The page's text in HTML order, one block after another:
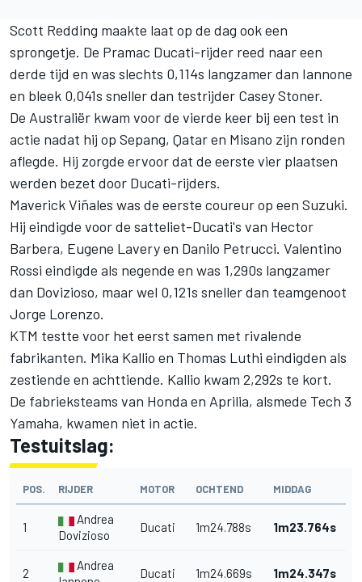
Scott Redding maakte laat op de dag ook een
sprongetje. De Pramac Ducati-rijder reed naar een
derde tijd en was slechts 0,114s langzamer dan Iannone
en bleek 0,041s sneller dan testrijder Casey Stoner.
De Australiër kwam voor de vierde keer bij een test in
actie nadat hij op Sepang, Qatar en Misano zijn ronden
aflegde. Hij zorgde ervoor dat de eerste vier plaatsen
werden bezet door Ducati-rijders.
Maverick Viñales was de eerste coureur op een Suzuki.
Hij eindigde voor de satteliet-Ducati's van Hector
Barbera, Eugene Lavery en Danilo Petrucci. Valentino
Rossi eindigde als negende en was 1,290s langzamer
dan Dovizioso, maar wel 0,121s sneller dan teamgenoot
Jorge Lorenzo.
KTM testte voor het eerst samen met rivalende
fabrikanten. Mika Kallio en Thomas Luthi eindigden als
zestiende en achttiende. Kallio kwam 2,292s te kort.
De fabrieksteams van Honda en Aprilia, alsmede Tech 3
Yamaha, kwamen niet in actie.
Testuitslag:
POS. RIJDER MOTOR OCHTEND MIDDAG
1
Andrea
Dovizioso
Ducati 1m24.788s 1m23.764s
2
Andrea
Ducati 1m24.669s 1m24.347s